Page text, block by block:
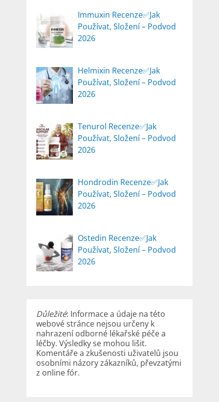
Immuxin Recenze✅Jak
Používat, Složení – Podvod
2026
Helmixin Recenze✅Jak
Používat, Složení – Podvod
2026
Tenurol Recenze✅Jak
Používat, Složení – Podvod
2026
Hondrodin Recenze✅Jak
Používat, Složení – Podvod
2026
Ostedin Recenze✅Jak
Používat, Složení – Podvod
2026
Důležité: Informace a údaje na této
webové stránce nejsou určeny k
nahrazení odborné lékařské péče a
léčby. Výsledky se mohou lišit.
Komentáře a zkušenosti uživatelů jsou
osobními názory zákazníků, převzatými
z online fór.